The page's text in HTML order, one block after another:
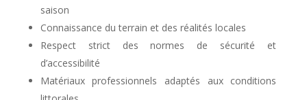
saison
Connaissance du terrain et des réalités locales
Respect strict des normes de sécurité et
d’accessibilité
Matériaux professionnels adaptés aux conditions